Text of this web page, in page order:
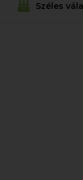
Széles